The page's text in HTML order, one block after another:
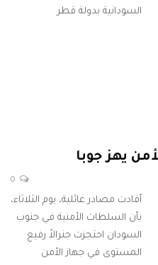
السودانية بدولة قطر
يهز جوبا
أفادت مصادر عائلية، يوم الثلاثاء،
بأن السلطات الأمنية في جنوب
السودان احتجزت جنرالاً رفيع
المستوى في جهاز الأمن